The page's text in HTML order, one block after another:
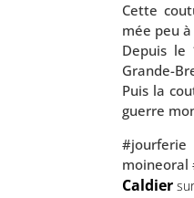
Cette
mée peu
Depuis le
Grande-
Puis la
guerre
#jour­fe­rie
Caldier